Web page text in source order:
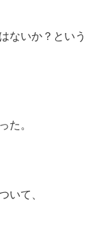
ないか？という
た。
いて、